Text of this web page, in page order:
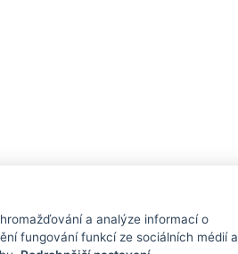
a analýze informací o
fungování funkcí ze sociálních médií a